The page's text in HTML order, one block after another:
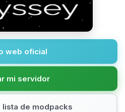
web oficial
mi servidor
de modpacks